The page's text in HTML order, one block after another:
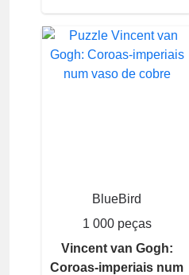
BlueBird
1 000 peças
Vincent van Gogh:
Coroas-imperiais num